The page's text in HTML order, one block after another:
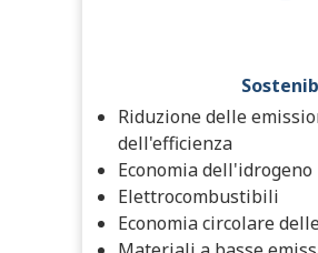
Riduzione delle
dell'efficienza
Economia dell'idrogeno
Elettrocombustibili
Economia circolare